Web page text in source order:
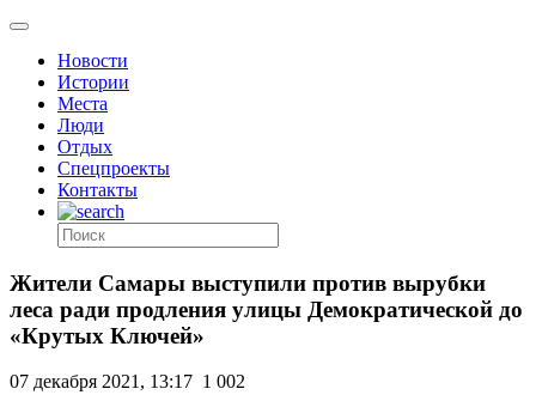
Новости
Истории
Места
Люди
Отдых
Спецпроекты
Контакты
Жители Самары выступили против вырубки
леса ради продления улицы Демократической до
«Крутых Ключей»
07 декабря 2021, 13:17 1 002